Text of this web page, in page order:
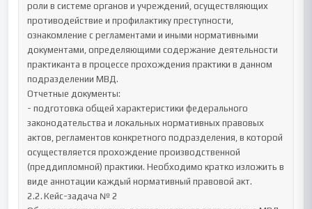
роли в системе органов и учреждений, осуществляющих
противодействие и профилактику преступности,
ознакомление с регламентами и иными нормативными
документами, определяющими содержание деятельности
практиканта в процессе прохождения практики в данном
подразделении МВД.
Отчетные документы:
- подготовка общей характеристики федерального
законодательства и локальных нормативных правовых
актов, регламентов конкретного подразделения, в которой
осуществляется прохождение производственной
(преддипломной) практики. Необходимо кратко изложить в
виде аннотации каждый нормативный правовой акт.
2.2.	Кейс-задача № 2